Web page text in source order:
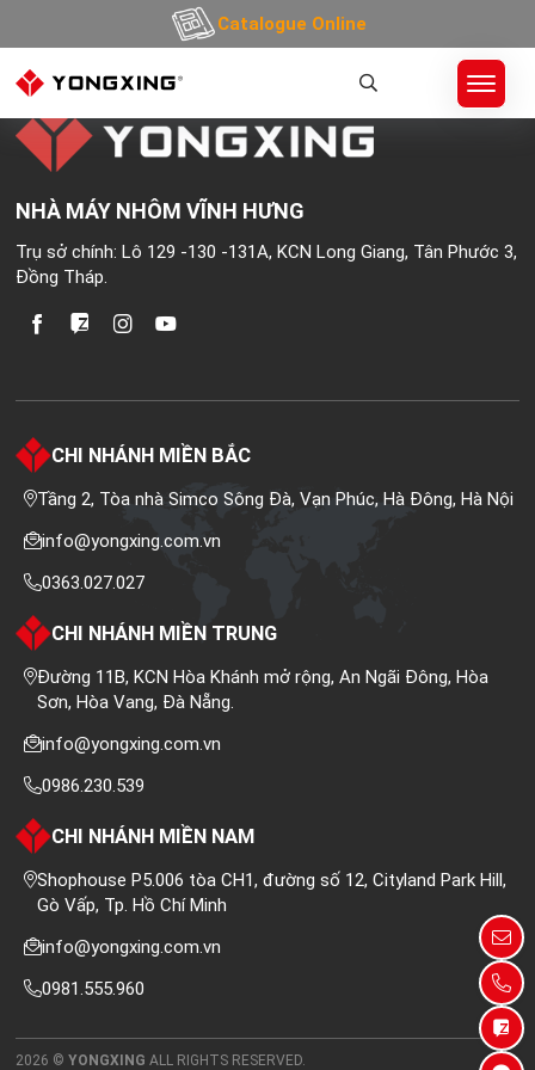
Catalogue Online
NHÀ MÁY NHÔM VĨNH HƯNG
Trụ sở chính: Lô 129 -130 -131A, KCN Long Giang, Tân Phước 3,
Đồng Tháp.
CHI NHÁNH MIỀN BẮC
Tầng 2, Tòa nhà Simco Sông Đà, Vạn Phúc, Hà Đông, Hà Nội
info@yongxing.com.vn
0363.027.027
CHI NHÁNH MIỀN TRUNG
Đường 11B, KCN Hòa Khánh mở rộng, An Ngãi Đông, Hòa
Sơn, Hòa Vang, Đà Nẵng.
info@yongxing.com.vn
0986.230.539
CHI NHÁNH MIỀN NAM
Shophouse P5.006 tòa CH1, đường số 12, Cityland Park Hill,
Gò Vấp, Tp. Hồ Chí Minh
info@yongxing.com.vn
0981.555.960
2026 ©YONGXING ALL RIGHTS RESERVED.